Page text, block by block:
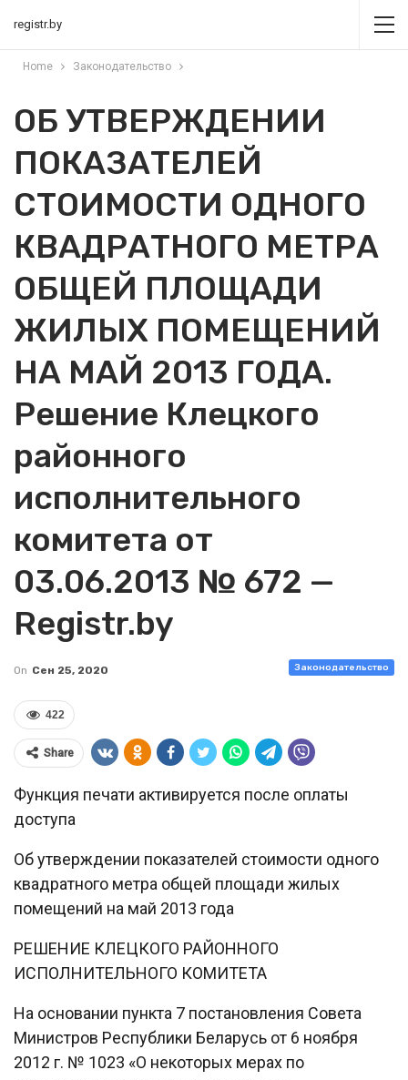
registr.by
Home Законодательство
ОБ УТВЕРЖДЕНИИ
ПОКАЗАТЕЛЕЙ
СТОИМОСТИ ОДНОГО
КВАДРАТНОГО МЕТРА
ОБЩЕЙ ПЛОЩАДИ
ЖИЛЫХ ПОМЕЩЕНИЙ
НА МАЙ 2013 ГОДА.
Решение Клецкого
районного
исполнительного
комитета от
03.06.2013 № 672 —
Registr.by
Законодательство
On Сен 25, 2020
422
Share
Функция печати активируется после оплаты
доступа
Об утверждении показателей стоимости одного
квадратного метра общей площади жилых
помещений на май 2013 года
РЕШЕНИЕ КЛЕЦКОГО РАЙОННОГО
ИСПОЛНИТЕЛЬНОГО КОМИТЕТА
На основании пункта 7 постановления Совета
Министров Республики Беларусь от 6 ноября
2012 г. № 1023 «О некоторых мерах по